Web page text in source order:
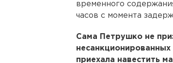
временного
часов с момента
Сама Петрушко не
приехала навестить